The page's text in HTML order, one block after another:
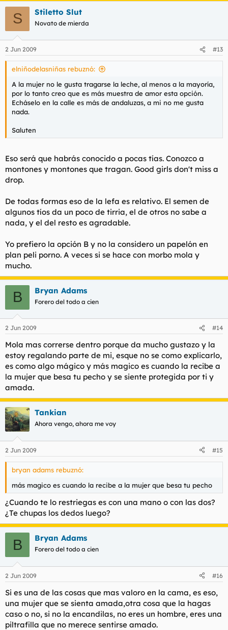
S Stiletto Slut
Novato de mierda
2 Jun 2009 #13
elniñodelasniñas rebuznó:
A la mujer no le gusta tragarse la leche, al menos a la mayoría,
por lo tanto creo que es más muestra de amor esta opción.
Echáselo en la calle es más de andaluzas, a mi no me gusta
nada.
Saluten
Eso será que habrás conocido a pocas tías. Conozco a
montones y montones que tragan. Good girls don't miss a
drop.
De todas formas eso de la lefa es relativo. El semen de
algunos tíos da un poco de tirria, el de otros no sabe a
nada, y el del resto es agradable.
Yo prefiero la opción B y no la considero un papelón en
plan peli porno. A veces si se hace con morbo mola y
mucho.
B Bryan Adams
Forero del todo a cien
2 Jun 2009 #14
Mola mas correrse dentro porque da mucho gustazo y la
estoy regalando parte de mi, esque no se como explicarlo,
es como algo mágico y más magico es cuando la recibe a
la mujer que besa tu pecho y se siente protegida por ti y
amada.
Tankian
Ahora vengo, ahora me voy
2 Jun 2009 #15
bryan adams rebuznó:
más magico es cuando la recibe a la mujer que besa tu pecho
¿Cuando te lo restriegas es con una mano o con las dos?
¿Te chupas los dedos luego?
B Bryan Adams
Forero del todo a cien
2 Jun 2009 #16
Si es una de las cosas que mas valoro en la cama, es eso,
una mujer que se sienta amada,otra cosa que la hagas
caso o no, si no la encandilas, no eres un hombre, eres una
piltrafilla que no merece sentirse amado.